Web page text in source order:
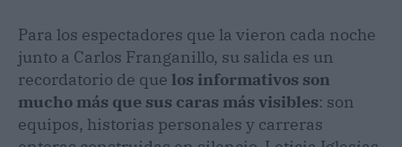
Para los espectadores que la vieron cada noche
junto a Carlos Franganillo, su salida es un
recordatorio de que los informativos son
mucho más que sus caras más visibles: son
equipos, historias personales y carreras